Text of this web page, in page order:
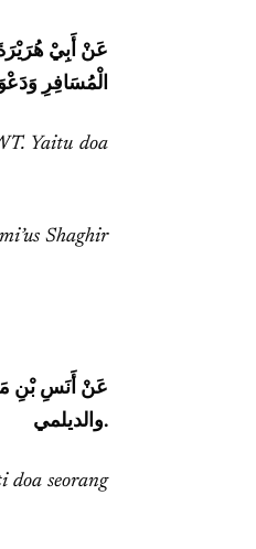
عَنْ أَبِيْ
الْمُسَافِرِ
Yaitu doa
Shaghir
عَنْ أَنَسِ بْنِ
والديلمي.
doa seorang